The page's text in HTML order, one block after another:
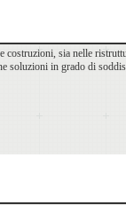
costruzioni, sia nelle
soluzioni in grado di